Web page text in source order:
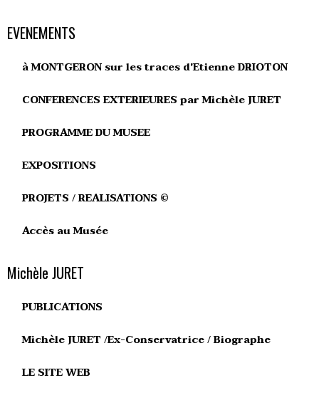
EVENEMENTS
à MONTGERON sur les traces d'Etienne DRIOTON
CONFERENCES EXTERIEURES par Michèle JURET
PROGRAMME DU MUSEE
EXPOSITIONS
PROJETS / REALISATIONS ©
Accès au Musée
Michèle JURET
PUBLICATIONS
Michèle JURET /Ex-Conservatrice / Biographe
LE SITE WEB